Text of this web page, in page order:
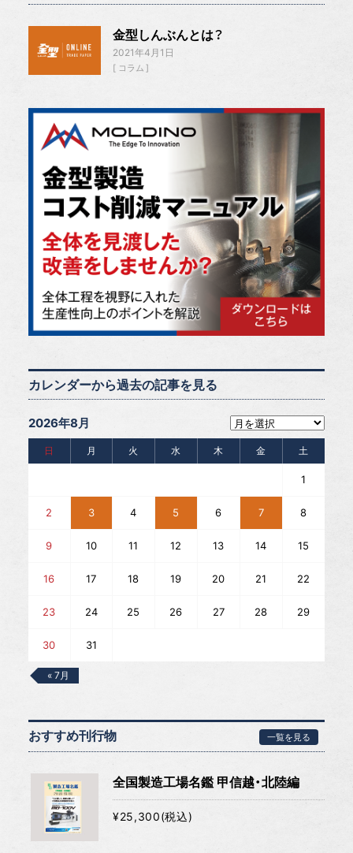
金型しんぶんとは？
2021年4月1日
コラム
カレンダーから過去の記事を見る
2026年8月
日 月 火 水 木 金 土
1
2 3 4 5 6 7 8
9 10 11 12 13 14 15
16 17 18 19 20 21 22
23 24 25 26 27 28 29
30 31
« 7月
おすすめ刊行物 一覧を見る
全国製造工場名鑑 甲信越・北陸編
¥25,300(税込)